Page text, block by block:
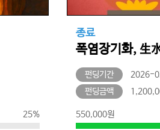
25%
종료
폭염장기화, 生
펀딩기간
2026-
펀딩금액
550,000원